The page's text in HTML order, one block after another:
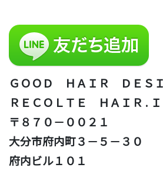
ＧＯＯＤ ＨＡＩＲ ＤＥＳ
ＲＥＣＯＬＴＥ ＨＡＩＲ .
〒８７０－００２１
大分市府内町３－５－３０
府内ビル１０１